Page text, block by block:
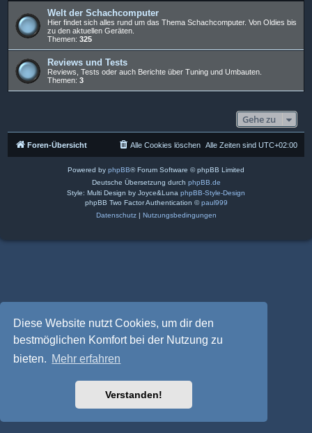
Diese Website nutzt Cookies, um dir den
bestmöglichen Komfort bei der Nutzung zu
bieten. Mehr erfahren
Verstanden!
Welt der Schachcomputer
Hier findet sich alles rund um das Thema Schachcomputer. Von Oldies bis
zu den aktuellen Geräten.
Themen: 325
Reviews und Tests
Reviews, Tests oder auch Berichte über Tuning und Umbauten.
Themen: 3
Gehe zu
Foren-Übersicht Alle Zeiten sind UTC+02:00
Alle Cookies löschen
Powered by phpBB® Forum Software © phpBB Limited
Deutsche Übersetzung durch phpBB.de
Style: Multi Design by Joyce&Luna phpBB-Style-Design
phpBB Two Factor Authentication ©paul999
Datenschutz| Nutzungsbedingungen